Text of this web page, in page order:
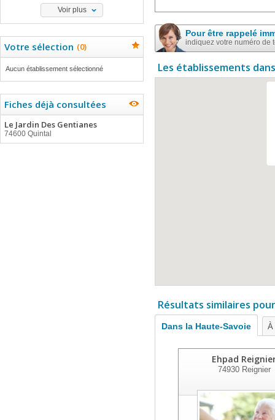
Voir plus
Votre sélection (0)
Aucun établissement sélectionné
Fiches déjà consultées
Le Jardin Des Gentianes
74600 Quintal
Pour être rappelé
indiquez votre numéro de
Les établissements
Résultats similaires
Dans la Haute-Savoie À
Ehpad
74930Reignier